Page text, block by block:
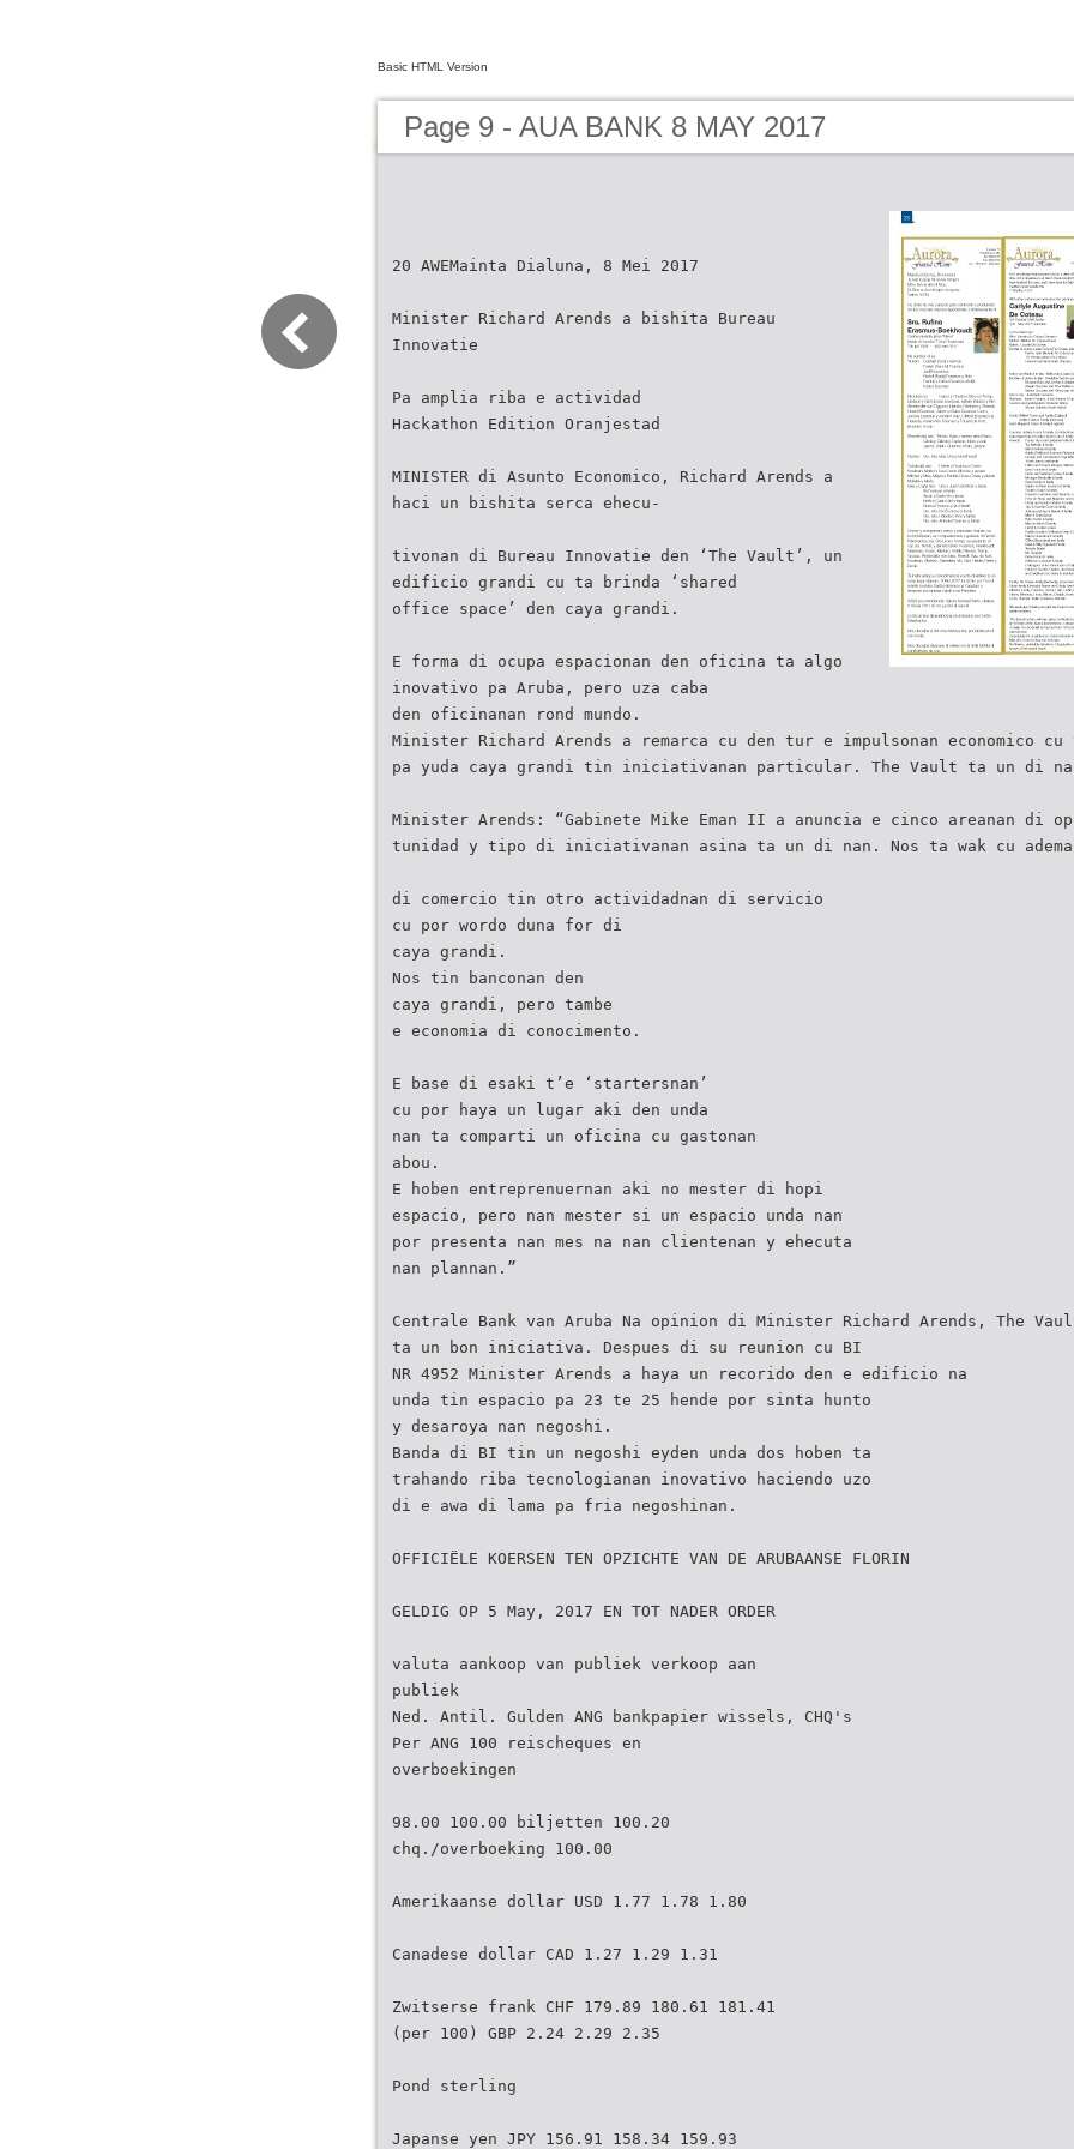
Basic HTML Version
Page 9 - AUA BANK 8 MAY 2017
20 AWEMainta Dialuna, 8 Mei 2017
Minister Richard Arends a bishita Bureau
Innovatie
Pa amplia riba e actividad
Hackathon Edition Oranjestad
MINISTER di Asunto Economico, Richard Arends a
haci un bishita serca ehecu-
tivonan di Bureau Innovatie den ‘The Vault’, un
edificio grandi cu ta brinda ‘shared
office space’ den caya grandi.
E forma di ocupa espacionan den oficina ta algo
inovativo pa Aruba, pero uza caba
den oficinanan rond mundo.
Minister Richard Arends a remarca cu den tur e impulsonan economico
pa yuda caya grandi tin iniciativanan particular. The Vault ta un di
Minister Arends: “Gabinete Mike Eman II a anuncia e cinco areanan di
tunidad y tipo di iniciativanan asina ta un di nan. Nos ta wak cu
di comercio tin otro actividadnan di servicio
cu por wordo duna for di
caya grandi.
Nos tin banconan den
caya grandi, pero tambe
e economia di conocimento.
E base di esaki t’e ‘startersnan’
cu por haya un lugar aki den unda
nan ta comparti un oficina cu gastonan
abou.
E hoben entreprenuernan aki no mester di hopi
espacio, pero nan mester si un espacio unda nan
por presenta nan mes na nan clientenan y ehecuta
nan plannan.”
Centrale Bank van Aruba Na opinion di Minister Richard Arends, The
ta un bon iniciativa. Despues di su reunion cu BI
NR 4952 Minister Arends a haya un recorido den e edificio na
unda tin espacio pa 23 te 25 hende por sinta hunto
y desaroya nan negoshi.
Banda di BI tin un negoshi eyden unda dos hoben ta
trahando riba tecnologianan inovativo haciendo uzo
di e awa di lama pa fria negoshinan.
OFFICIËLE KOERSEN TEN OPZICHTE VAN DE ARUBAANSE FLORIN
GELDIG OP 5 May, 2017 EN TOT NADER ORDER
valuta aankoop van publiek verkoop aan
publiek
Ned. Antil. Gulden ANG bankpapier wissels, CHQ's
Per ANG 100 reischeques en
overboekingen
98.00 100.00 biljetten 100.20
chq./overboeking 100.00
Amerikaanse dollar USD 1.77 1.78 1.80
Canadese dollar CAD 1.27 1.29 1.31
Zwitserse frank CHF 179.89 180.61 181.41
(per 100) GBP 2.24 2.29 2.35
Pond sterling
Japanse yen JPY 156.91 158.34 159.93